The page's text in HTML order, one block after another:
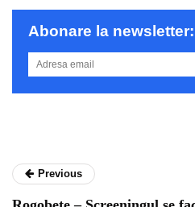
Abonare la newsletter:
Previous